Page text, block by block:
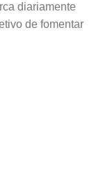
diariamente
de fomentar